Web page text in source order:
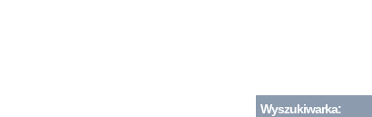
Wyszukiwarka: